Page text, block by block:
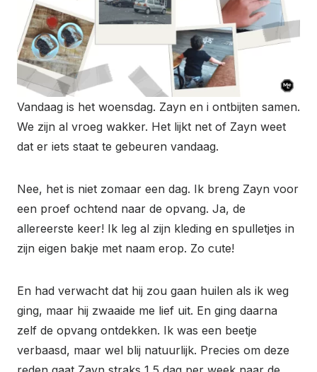
Vandaag is het woensdag. Zayn en i ontbijten samen.
We zijn al vroeg wakker. Het lijkt net of Zayn weet
dat er iets staat te gebeuren vandaag.
Nee, het is niet zomaar een dag. Ik breng Zayn voor
een proef ochtend naar de opvang. Ja, de
allereerste keer! Ik leg al zijn kleding en spulletjes in
zijn eigen bakje met naam erop. Zo cute!
En had verwacht dat hij zou gaan huilen als ik weg
ging, maar hij zwaaide me lief uit. En ging daarna
zelf de opvang ontdekken. Ik was een beetje
verbaasd, maar wel blij natuurlijk. Precies om deze